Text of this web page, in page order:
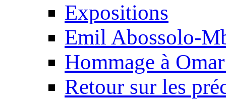
Expositions
Emil Abossolo-
Hommage à
Retour sur les